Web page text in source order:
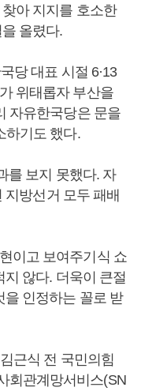
아 지지를 호소한
올렸다.
당 대표 시절 6·13
위태롭자 부산을
자유한국당은 문을
하기도 했다.
를 보지 못했다. 자
지방선거 모두 패배
이고 보여주기식 쇼
않다. 더욱이 큰절
을 인정하는 꼴로 받
근식 전 국민의힘
회관계망서비스(SN